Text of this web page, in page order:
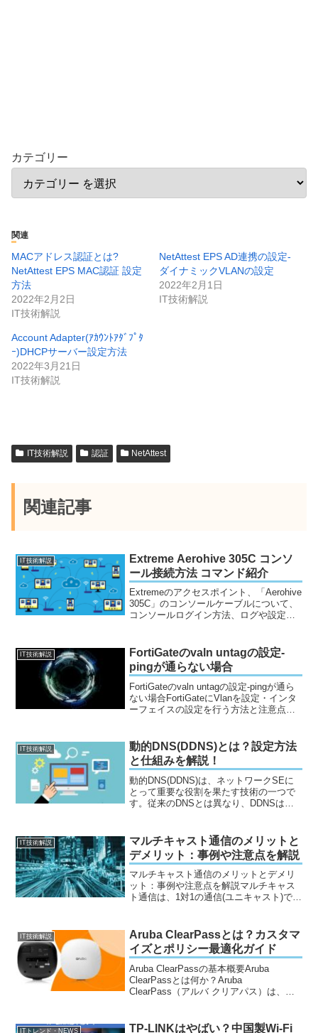
カテゴリー
関連
MACアドレス認証とは?
NetAttest EPS MAC認証 設定
方法
2022年2月2日
IT技術解説
NetAttest EPS AD連携の設定-
ダイナミックVLANの設定
2022年2月1日
IT技術解説
Account Adapter(ｱｶｳﾝﾄｱﾀﾞﾌﾟﾀ
ｰ)DHCPサーバー設定方法
2022年3月21日
IT技術解説
IT技術解説 認証 NetAttest
関連記事
IT技術解説
Extreme Aerohive 305C コンソ
ール接続方法 コマンド紹介
Extremeのアクセスポイント、「Aerohive
305C」のコンソールケーブルについて、
コンソールログイン方法、ログや設定の
Extremeクラウドに接続して利用す...
IT技術解説
FortiGateのvaln untagの設定-
pingが通らない場合
FortiGateのvaln untagの設定-pingが通ら
ない場合FortiGateにVlanを設定・インタ
ーフェイスの設定を行う方法と注意点を
IT技術解説
動的DNS(DDNS)とは？設定方法
と仕組みを解説！
動的DNS(DDNS)は、ネットワークSEに
とって重要な役割を果たす技術の一つで
す。従来のDNSとは異なり、DDNSは動
DNS(DDNS)とは？通常、家庭や企業のネ
ット...
IT技術解説
マルチキャスト通信のメリットと
デメリット：事例や注意点を解説
マルチキャスト通信のメリットとデメリ
ット：事例や注意点を解説マルチキャス
ト通信は、1対1の通信(ユニキャスト)では
キャスト通信を用いることで、ネットワ
ーク上での通信負荷...
IT技術解説
Aruba ClearPassとは？カスタマ
イズとポリシー最適化ガイド
Aruba ClearPassの基本概要Aruba
ClearPassとは何か？Aruba
ClearPass（アルバ クリアパス）は、企
合プラットフォームです。このソ...
ITトレンド・NEWS TP-LINKはやばい？中国製Wi-Fi